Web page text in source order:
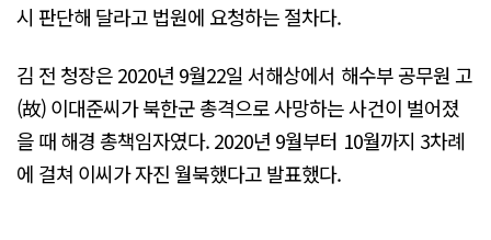
시 판단해 달라고 법원에 요청하는 절차다.
김 전 청장은 2020년 9월22일 서해상에서 해수부 공무원 고
(故) 이대준씨가 북한군 총격으로 사망하는 사건이 벌어졌
을 때 해경 총책임자였다. 2020년 9월부터 10월까지 3차례
에 걸쳐 이씨가 자진 월북했다고 발표했다.